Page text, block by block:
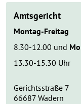
Amtsgericht
Montag-Freitag
8.30-12.00 und
13.30-15.30 Uhr
Gerichtsstraße 7
66687 Wadern